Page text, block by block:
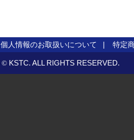
個人情報のお取扱いについて 特定
©KSTC. ALL RIGHTS RESERVED.